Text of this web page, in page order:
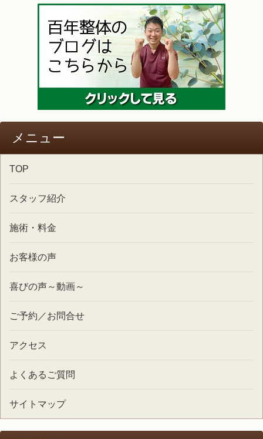
メニュー
TOP
スタッフ紹介
施術・料金
お客様の声
喜びの声～動画～
ご予約／お問合せ
アクセス
よくあるご質問
サイトマップ